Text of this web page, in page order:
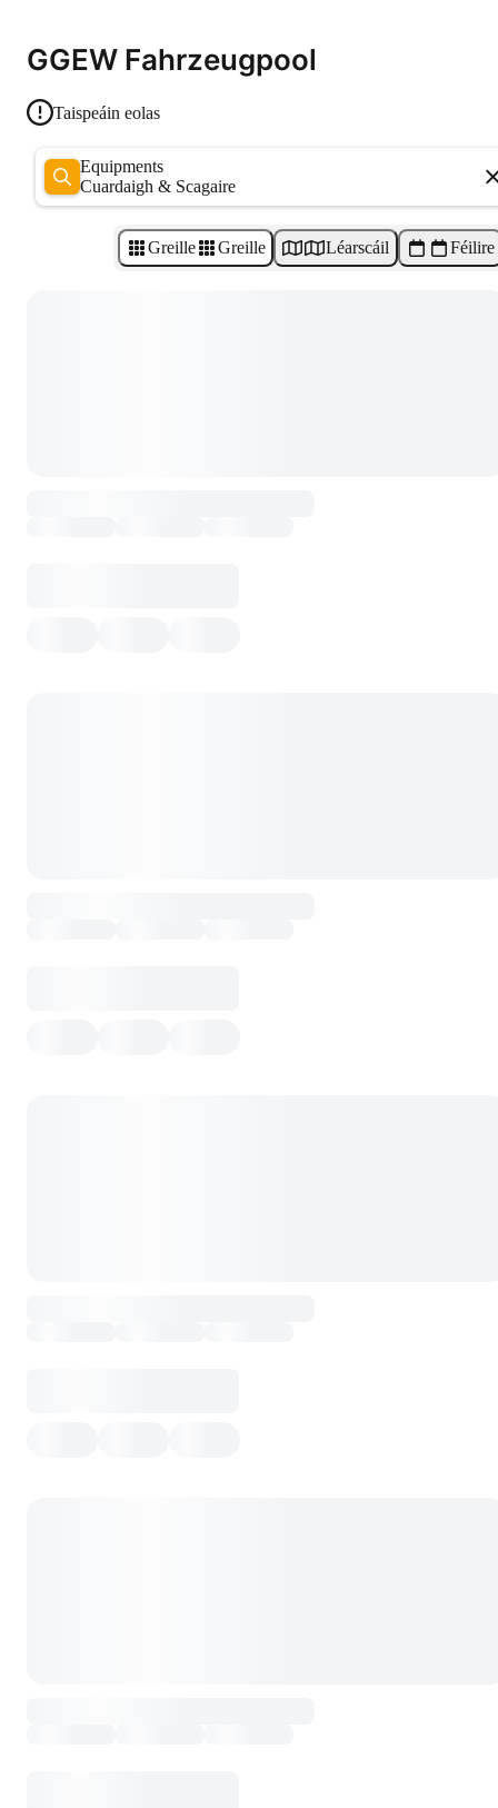
GGEW Fahrzeugpool
Taispeáin eolas
Equipments
Cuardaigh & Scagaire
Greille Greille Léarscáil Féilire